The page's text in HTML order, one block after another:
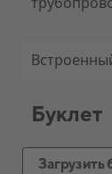
Буклет
Загрузить